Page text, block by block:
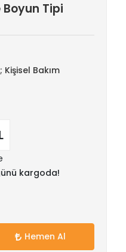
Boyun Tipi
Bakım
kargoda!
Hemen Al